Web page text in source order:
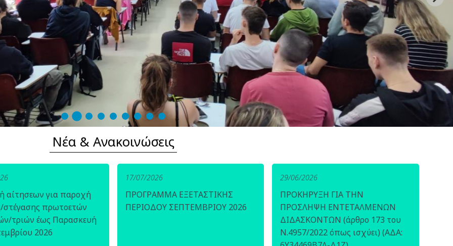
Νέα & Ανακοινώσεις
αίτησεων για παροχή
στέγασης πρωτοετών
τριών έως Παρασκευή
2026
17/07/2026
ΠΡΟΓΡΑΜΜΑ ΕΞΕΤΑΣΤΙΚΗΣ
ΠΕΡΙΟΔΟΥ ΣΕΠΤΕΜΒΡΙΟΥ 2026
29/06/2026
ΠΡΟΚΗΡΥΞΗ ΓΙΑ ΤΗΝ
ΠΡΟΣΛΗΨΗ ΕΝΤΕΤΑΛΜΕΝΩΝ
ΔΙΔΑΣΚΟΝΤΩΝ (άρθρο 173 του
Ν.4957/2022 όπως ισχύει) (ΑΔΑ: